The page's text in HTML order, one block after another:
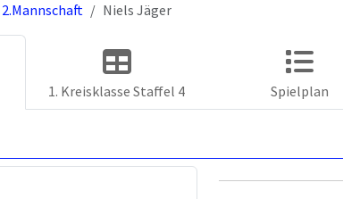
2.Mannschaft Niels Jäger
1. Kreisklasse Staffel 4 Spielplan